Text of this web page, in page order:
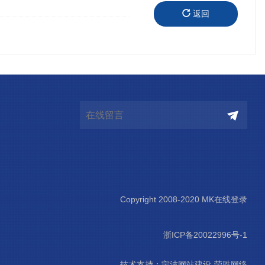
返回
Copyright 2008-2020 MK在线登录
浙ICP备20022996号-1